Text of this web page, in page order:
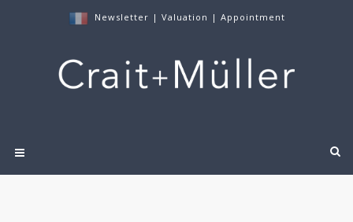
Newsletter | Valuation | Appointment